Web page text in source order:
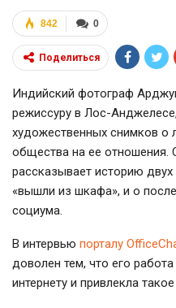
0
842
Поделиться
Индийский фотограф
режиссуру в Лос-
художественных снимков о
общества на ее отношения.
рассказывает историю
«вышли из шкафа», и о
социума.
В интервью порталу
доволен тем, что его
интернету и привлекла